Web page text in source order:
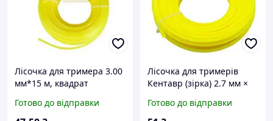
Лісочка для тримера 3.00
мм*15 м, квадрат
Готово до відправки
Лісочка для тримерів
Кентавр (зірка) 2.7 мм ×
тримера, ліска тримерна,
Готово до відправки